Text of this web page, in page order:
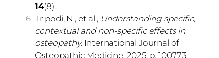
14(8).
Tripodi, N., et al., Understanding specific,
contextual and non-specific effects in
osteopathy. International Journal of
Osteopathic Medicine, 2025: p. 100773.